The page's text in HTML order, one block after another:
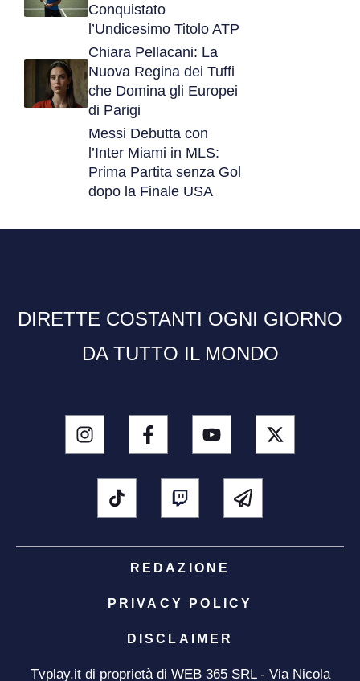
Conquistato
l’Undicesimo Titolo ATP
Chiara Pellacani: La
Nuova Regina dei Tuffi
che Domina gli Europei
di Parigi
Messi Debutta con
l’Inter Miami in MLS:
Prima Partita senza Gol
dopo la Finale USA
DIRETTE COSTANTI OGNI GIORNO
DA TUTTO IL MONDO
REDAZIONE
PRIVACY POLICY
DISCLAIMER
Tvplay.it di proprietà di WEB 365 SRL - Via Nicola